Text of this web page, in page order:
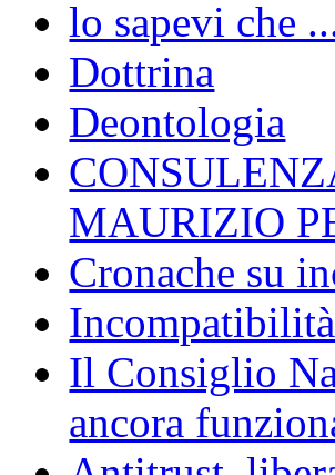
lo sapevi che
Dottrina
Deontologia
MAURIZIO
Cronache su
Il Consiglio
ancora